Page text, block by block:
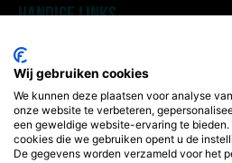
Wij gebruiken cookies
We kunnen deze plaatsen voor analyse
onze website te verbeteren,
een geweldige website-ervaring te bieden.
cookies die we gebruiken opent u de
De gegevens worden verzameld voor het
Handige Links
Wijnhandel Sprang
Winklerlaan 365-40
3571KE Utrecht